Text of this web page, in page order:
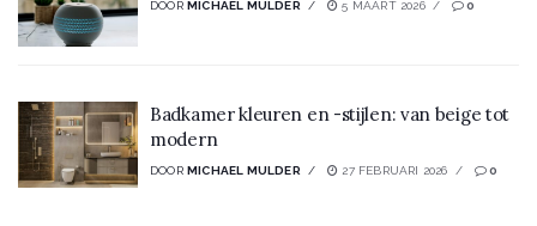
DOOR MICHAEL MULDER 5 MAART 2026 0
Badkamer kleuren en -stijlen: van beige tot
modern
DOOR MICHAEL MULDER 27 FEBRUARI 2026 0